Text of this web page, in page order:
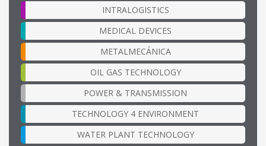
INTRALOGISTICS
MEDICAL DEVICES
METALMECÁNICA
OIL GAS TECHNOLOGY
POWER & TRANSMISSION
TECHNOLOGY 4 ENVIRONMENT
WATER PLANT TECHNOLOGY